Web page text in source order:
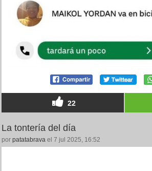
22
La tontería del día
por patatabrava el 7 jul 2025, 16:52